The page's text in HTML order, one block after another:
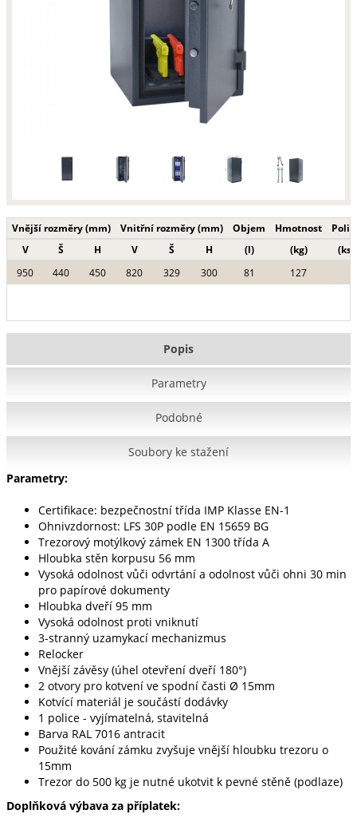
Vnější rozměry (mm) Vnitřní rozměry (mm) Objem Hmotnost
V
Š H V Š H (l) (kg)
(ks)
950
440 450 820 329 300 81 127
Popis
Parametry
Podobné
Soubory ke stažení
Parametry:
Certifikace: bezpečnostní třída IMP Klasse EN-1
Ohnivzdornost: LFS 30P podle EN 15659 BG
Trezorový motýlkový zámek EN 1300 třída A
Hloubka stěn korpusu 56 mm
Vysoká odolnost vůči odvrtání a odolnost vůči ohni 30 min
pro papírové dokumenty
Hloubka dveří 95 mm
Vysoká odolnost proti vniknutí
3-stranný uzamykací mechanizmus
Relocker
Vnější závěsy (úhel otevření dveří 180°)
2 otvory pro kotvení ve spodní časti Ø 15mm
Kotvící materiál je součástí dodávky
1 police - vyjímatelná, stavitelná
Barva RAL 7016 antracit
Použité kování zámku zvyšuje vnější hloubku trezoru o
15mm
Trezor do 500 kg je nutné ukotvit k pevné stěně (podlaze)
Doplňková výbava za příplatek: